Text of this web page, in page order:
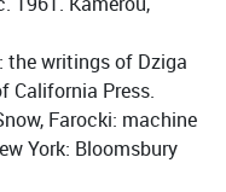
the writings of Dziga
California Press.
Farocki: machine
York: Bloomsbury